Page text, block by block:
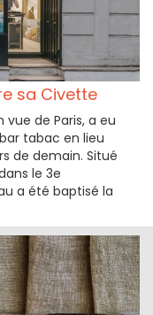
sa Civette
de Paris, a eu
tabac en lieu
de demain. Situé
le 3e
a été baptisé la